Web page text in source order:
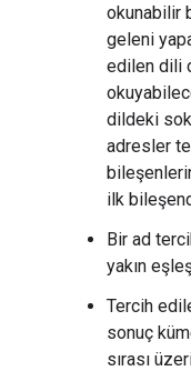
okunabilir
geleni
edilen dili
dildeki
adresler
ilk
Bir ad
yakın
Tercih
sonuç
sırası